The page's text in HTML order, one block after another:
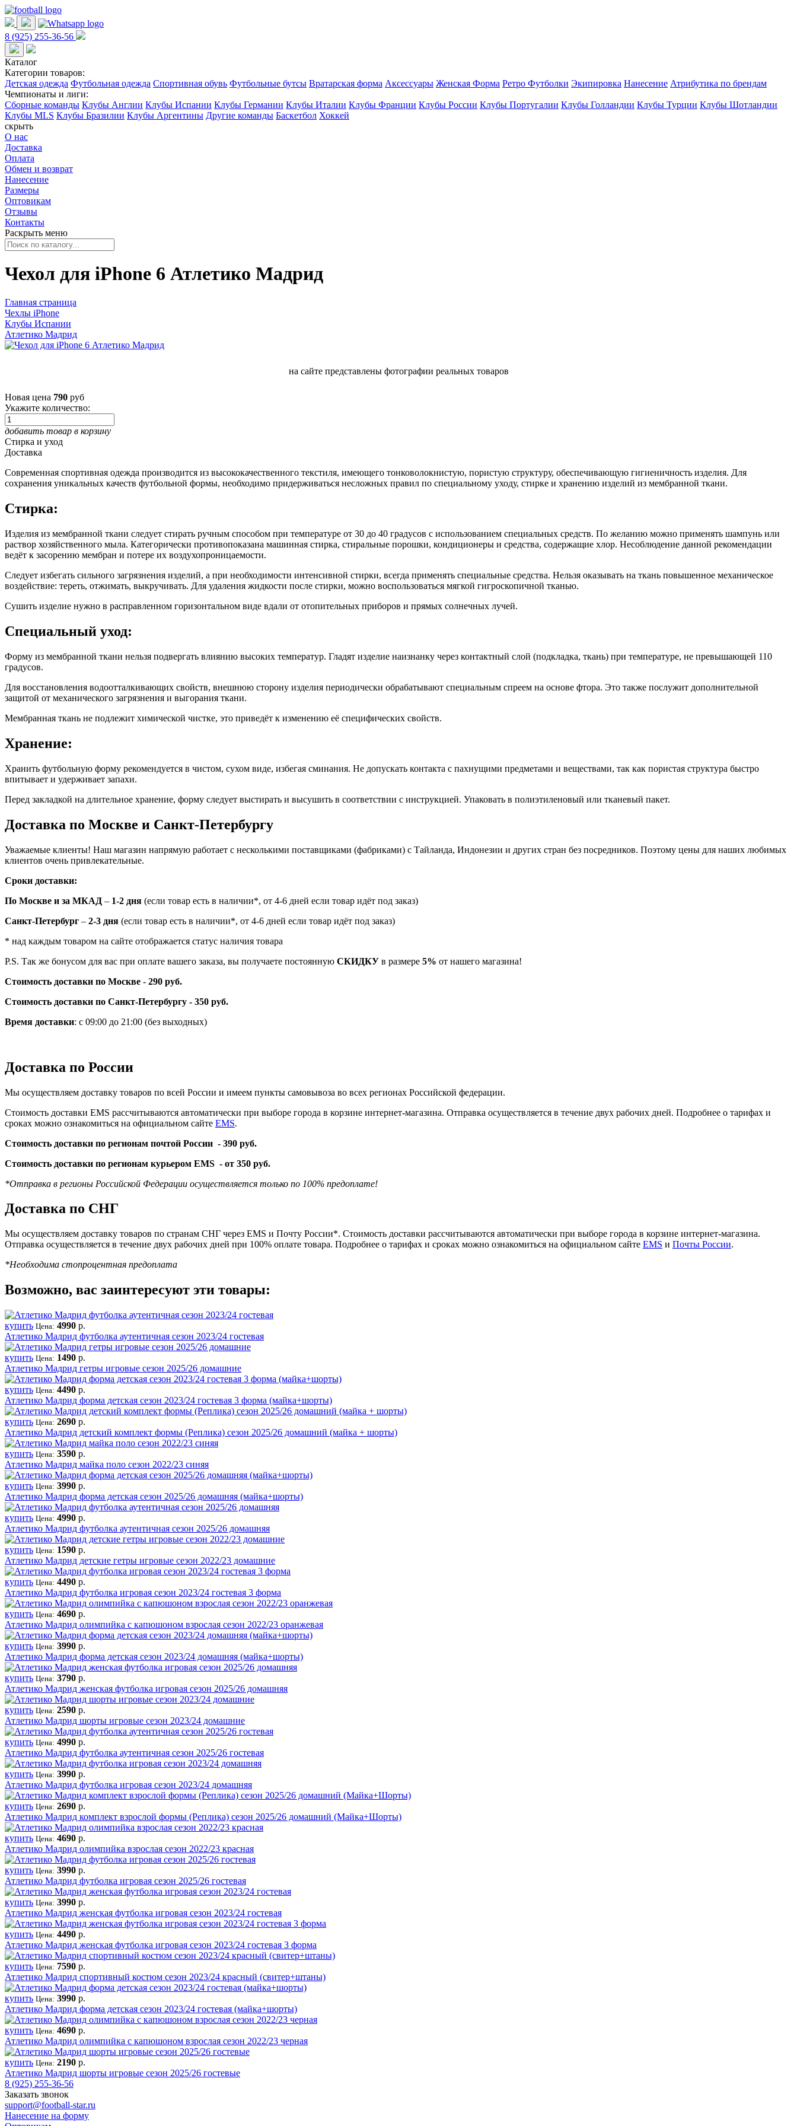
8 (925) 255-36-56
Каталог
Категории товаров:
Детская одежда Футбольная одежда Спортивная обувь Футбольные бутсы Вратарская форма Аксессуары Женская Форма Ретро Футболки Экипировка Нанесение Атрибутика по брендам
Чемпионаты и лиги:
Сборные команды Клубы Англии Клубы Испании Клубы Германии Клубы Италии Клубы Франции Клубы России Клубы Португалии Клубы Голландии Клубы Турции Клубы Шотландии
Клубы MLS Клубы Бразилии Клубы Аргентины Другие команды Баскетбол Хоккей
скрыть
О нас
Доставка
Оплата
Обмен и возврат
Нанесение
Размеры
Оптовикам
Отзывы
Контакты
Раскрыть меню
Чехол для iPhone 6 Атлетико Мадрид
Главная страница
Чехлы iPhone
Клубы Испании
Атлетико Мадрид
на сайте представлены фотографии реальных товаров
Новая цена 790 руб
Укажите количество:
добавить товар в корзину
Стирка и уход
Доставка
Современная спортивная одежда производится из высококачественного текстиля, имеющего тонковолокнистую, пористую структуру, обеспечивающую гигиеничность изделия. Для
сохранения уникальных качеств футбольной формы, необходимо придерживаться несложных правил по специальному уходу, стирке и хранению изделий из мембранной ткани.
Стирка:
Изделия из мембранной ткани следует стирать ручным способом при температуре от 30 до 40 градусов с использованием специальных средств. По желанию можно применять шампунь или
раствор хозяйственного мыла. Категорически противопоказана машинная стирка, стиральные порошки, кондиционеры и средства, содержащие хлор. Несоблюдение данной рекомендации
ведёт к засорению мембран и потере их воздухопроницаемости.
Следует избегать сильного загрязнения изделий, а при необходимости интенсивной стирки, всегда применять специальные средства. Нельзя оказывать на ткань повышенное механическое
воздействие: тереть, отжимать, выкручивать. Для удаления жидкости после стирки, можно воспользоваться мягкой гигроскопичной тканью.
Сушить изделие нужно в расправленном горизонтальном виде вдали от отопительных приборов и прямых солнечных лучей.
Специальный уход:
Форму из мембранной ткани нельзя подвергать влиянию высоких температур. Гладят изделие наизнанку через контактный слой (подкладка, ткань) при температуре, не превышающей 110
градусов.
Для восстановления водоотталкивающих свойств, внешнюю сторону изделия периодически обрабатывают специальным спреем на основе фтора. Это также послужит дополнительной
защитой от механического загрязнения и выгорания ткани.
Мембранная ткань не подлежит химической чистке, это приведёт к изменению её специфических свойств.
Хранение:
Хранить футбольную форму рекомендуется в чистом, сухом виде, избегая сминания. Не допускать контакта с пахнущими предметами и веществами, так как пористая структура быстро
впитывает и удерживает запахи.
Перед закладкой на длительное хранение, форму следует выстирать и высушить в соответствии с инструкцией. Упаковать в полиэтиленовый или тканевый пакет.
Доставка по Москве и Санкт-Петербургу
Уважаемые клиенты! Наш магазин напрямую работает с несколькими поставщиками (фабриками) с Тайланда, Индонезии и других стран без посредников. Поэтому цены для наших любимых
клиентов очень привлекательные.
Сроки доставки:
По Москве и за МКАД – 1-2 дня (если товар есть в наличии*, от 4-6 дней если товар идёт под заказ)
Санкт-Петербург – 2-3 дня (если товар есть в наличии*, от 4-6 дней если товар идёт под заказ)
* над каждым товаром на сайте отображается статус наличия товара
P.S. Так же бонусом для вас при оплате вашего заказа, вы получаете постоянную СКИДКУ в размере 5% от нашего магазина!
Стоимость доставки по Москве - 290 руб.
Стоимость доставки по Санкт-Петербургу - 350 руб.
Время доставки: с 09:00 до 21:00 (без выходных)
Доставка по России
Мы осуществляем доставку товаров по всей России и имеем пункты самовывоза во всех регионах Российской федерации.
Стоимость доставки EMS рассчитываются автоматически при выборе города в корзине интернет-магазина. Отправка осуществляется в течение двух рабочих дней. Подробнее о тарифах и
сроках можно ознакомиться на официальном сайте EMS.
Стоимость доставки по регионам почтой России - 390 руб.
Стоимость доставки по регионам курьером EMS - от 350 руб.
*Отправка в регионы Российской Федерации осуществляется только по 100% предоплате!
Доставка по СНГ
Мы осуществляем доставку товаров по странам СНГ через EMS и Почту России*. Стоимость доставки рассчитываются автоматически при выборе города в корзине интернет-магазина.
Отправка осуществляется в течение двух рабочих дней при 100% оплате товара. Подробнее о тарифах и сроках можно ознакомиться на официальном сайте EMS и Почты России.
*Необходима стопроцентная предоплата
Возможно, вас заинтересуют эти товары:
купить Цена: 4990 р.
Атлетико Мадрид футболка аутентичная сезон 2023/24 гостевая
купить Цена: 1490 р.
Атлетико Мадрид гетры игровые сезон 2025/26 домашние
купить Цена: 4490 р.
Атлетико Мадрид форма детская сезон 2023/24 гостевая 3 форма (майка+шорты)
купить Цена: 2690 р.
Атлетико Мадрид детский комплект формы (Реплика) сезон 2025/26 домашний (майка + шорты)
купить Цена: 3590 р.
Атлетико Мадрид майка поло сезон 2022/23 синяя
купить Цена: 3990 р.
Атлетико Мадрид форма детская сезон 2025/26 домашняя (майка+шорты)
купить Цена: 4990 р.
Атлетико Мадрид футболка аутентичная сезон 2025/26 домашняя
купить Цена: 1590 р.
Атлетико Мадрид детские гетры игровые сезон 2022/23 домашние
купить Цена: 4490 р.
Атлетико Мадрид футболка игровая сезон 2023/24 гостевая 3 форма
купить Цена: 4690 р.
Атлетико Мадрид олимпийка с капюшоном взрослая сезон 2022/23 оранжевая
купить Цена: 3990 р.
Атлетико Мадрид форма детская сезон 2023/24 домашняя (майка+шорты)
купить Цена: 3790 р.
Атлетико Мадрид женская футболка игровая сезон 2025/26 домашняя
купить Цена: 2590 р.
Атлетико Мадрид шорты игровые сезон 2023/24 домашние
купить Цена: 4990 р.
Атлетико Мадрид футболка аутентичная сезон 2025/26 гостевая
купить Цена: 3990 р.
Атлетико Мадрид футболка игровая сезон 2023/24 домашняя
купить Цена: 2690 р.
Атлетико Мадрид комплект взрослой формы (Реплика) сезон 2025/26 домашний (Майка+Шорты)
купить Цена: 4690 р.
Атлетико Мадрид олимпийка взрослая сезон 2022/23 красная
купить Цена: 3990 р.
Атлетико Мадрид футболка игровая сезон 2025/26 гостевая
купить Цена: 3990 р.
Атлетико Мадрид женская футболка игровая сезон 2023/24 гостевая
купить Цена: 4490 р.
Атлетико Мадрид женская футболка игровая сезон 2023/24 гостевая 3 форма
купить Цена: 7590 р.
Атлетико Мадрид спортивный костюм сезон 2023/24 красный (свитер+штаны)
купить Цена: 3990 р.
Атлетико Мадрид форма детская сезон 2023/24 гостевая (майка+шорты)
купить Цена: 4690 р.
Атлетико Мадрид олимпийка с капюшоном взрослая сезон 2022/23 черная
купить Цена: 2190 р.
Атлетико Мадрид шорты игровые сезон 2025/26 гостевые
8 (925) 255-36-56
Заказать звонок
support@football-star.ru
Нанесение на форму